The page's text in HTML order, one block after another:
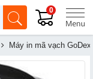
0
Máy in mã vạch GoDex